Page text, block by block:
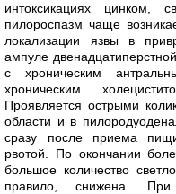
интоксикациях цинком,
пилороспазм чаще
локализации язвы в
ампуле
с хроническим
хроническим
Проявляется острыми
области и в
сразу после приема
рвотой. По окончании
большое количество
правило, снижена.